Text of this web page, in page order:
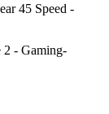
45 Speed -
2 - Gaming-